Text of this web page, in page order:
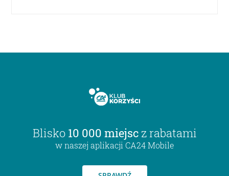
Blisko 10 000 miejsc z rabatami
w naszej aplikacji CA24 Mobile